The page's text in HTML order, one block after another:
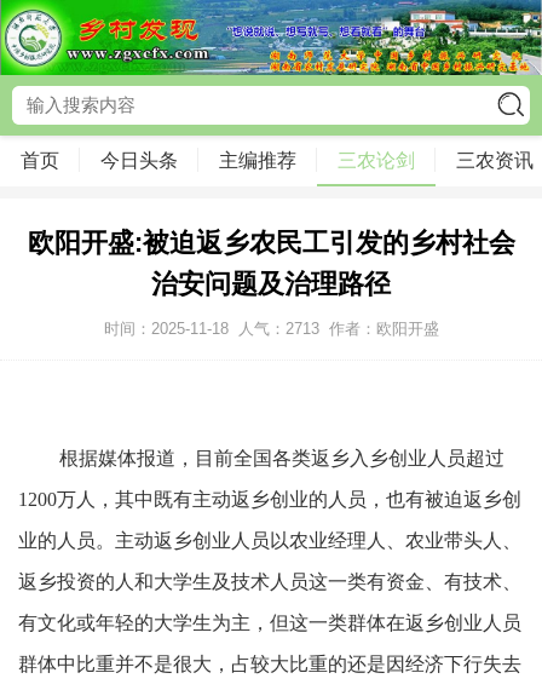
首页 今日头条 主编推荐 三农论剑 三农资讯
欧阳开盛:被迫返乡农民工引发的乡村社会
治安问题及治理路径
时间：2025-11-18 人气： 2713 作者：欧阳开盛
根据媒体报道，目前全国各类返乡入乡创业人员超过
1200万人，其中既有主动返乡创业的人员，也有被迫返乡创
业的人员。主动返乡创业人员以农业经理人、农业带头人、
返乡投资的人和大学生及技术人员这一类有资金、有技术、
有文化或年轻的大学生为主，但这一类群体在返乡创业人员
群体中比重并不是很大，占较大比重的还是因经济下行失去